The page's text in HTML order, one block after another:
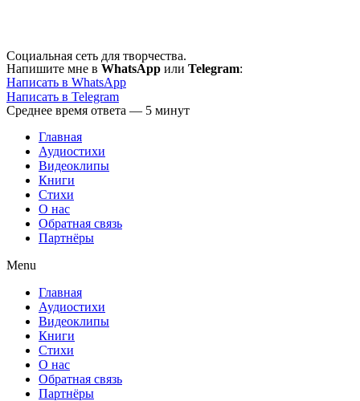
Социальная сеть для творчества.
Напишите мне в WhatsApp или Telegram:
Написать в WhatsApp
Написать в Telegram
Среднее время ответа — 5 минут
Главная
Аудиостихи
Видеоклипы
Книги
Стихи
О нас
Обратная связь
Партнёры
Menu
Главная
Аудиостихи
Видеоклипы
Книги
Стихи
О нас
Обратная связь
Партнёры